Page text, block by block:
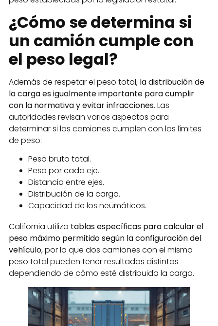
¿Cómo se determina si
un camión cumple con
el peso legal?
Además de respetar el peso total, la distribución de
la carga es igualmente importante para cumplir
con la normativa y evitar infracciones. Las
autoridades revisan varios aspectos para
determinar si los camiones cumplen con los límites
de peso:
Peso bruto total.
Peso por cada eje.
Distancia entre ejes.
Distribución de la carga.
Capacidad de los neumáticos.
California utiliza tablas específicas para calcular el
peso máximo permitido según la configuración del
vehículo, por lo que dos camiones con el mismo
peso total pueden tener resultados distintos
dependiendo de cómo esté distribuida la carga.